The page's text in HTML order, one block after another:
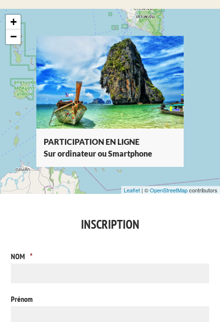
PARTICIPATION EN LIGNE
Sur ordinateur ou Smartphone
+
−
Leaflet | ©OpenStreetMapcontributors
INSCRIPTION
NOM *
Prénom